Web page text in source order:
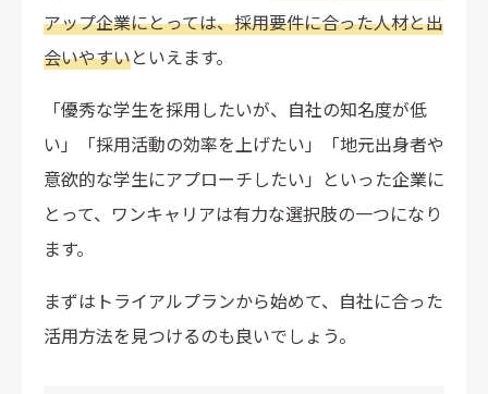
アップ企業にとっては、採用要件に合った人材と出
会いやすいといえます。
「優秀な学生を採用したいが、自社の知名度が低
い」「採用活動の効率を上げたい」「地元出身者や
意欲的な学生にアプローチしたい」といった企業に
とって、ワンキャリアは有力な選択肢の一つになり
ます。
まずはトライアルプランから始めて、自社に合った
活用方法を見つけるのも良いでしょう。